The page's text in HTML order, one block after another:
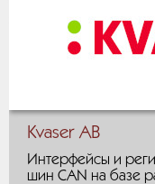
Kvaser AB
Интерфейсы и
шин CAN на базе